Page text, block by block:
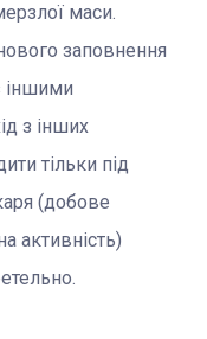
маси.
заповнення
іншими
з інших
тільки під
(добове
активність)